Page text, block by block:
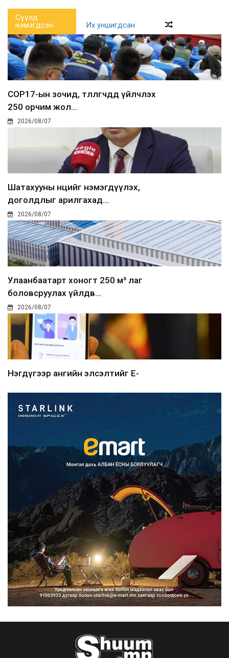
Сүүлд
нэмэгдсэн
Их уншигдсан
COP17-ын зочид, төлөөлөгчдөд үйлчлэх
250 орчим жол...
2026/08/07
Шатахууны нөөцийг нэмэгдүүлэх,
доголдлыг арилгахад...
2026/08/07
Улаанбаатарт хоногт 250 м³ лаг
боловсруулах үйлдв...
2026/08/07
Нэгдүгээр ангийн элсэлтийг E-
Францад иргэд рүү зөвшөөрөлгүй
сурталчилгааны дууд...
2026/08/07
Нийтийн тээврийн Ч:19А чиглэлийн
замналд түр хугац...
2026/08/07
Автомашины улсын дугаар сондгой